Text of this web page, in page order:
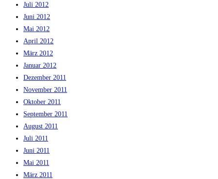
Juli 2012
Juni 2012
Mai 2012
April 2012
März 2012
Januar 2012
Dezember 2011
November 2011
Oktober 2011
September 2011
August 2011
Juli 2011
Juni 2011
Mai 2011
März 2011